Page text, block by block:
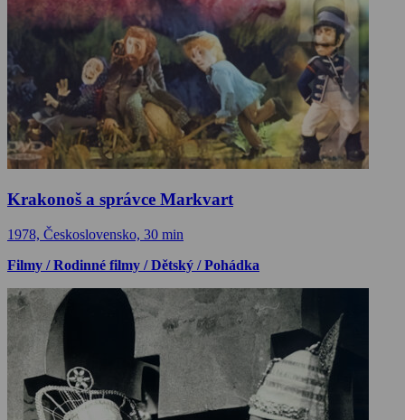
Krakonoš a správce Markvart
1978, Československo, 30 min
Filmy / Rodinné filmy / Dětský / Pohádka